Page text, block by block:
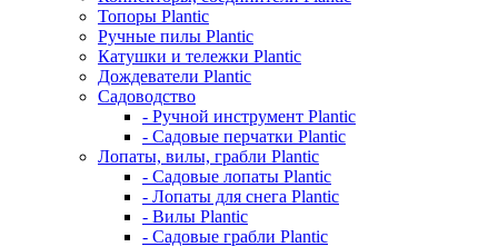
Топоры Plantic
Ручные пилы Plantic
Катушки и тележки Plantic
Дождеватели Plantic
Садоводство
- Ручной инструмент Plantic
- Садовые перчатки Plantic
Лопаты, вилы, грабли Plantic
- Садовые лопаты Plantic
- Лопаты для снега Plantic
- Вилы Plantic
- Садовые грабли Plantic